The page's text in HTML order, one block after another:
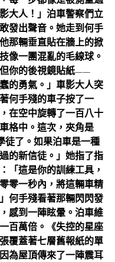
大人！」泊車警察們立
發出聲音。她走到何手
那輛垂直貼在牆上的掀
像一團混亂的毛線球。
你的後視鏡貼紙——
的勇氣。」車影大人突
何手殘的車子按了一
在空中旋轉了一百八十
格中。這次，夾角是
了。如果泊車是一種
的新信徒。」她指了指
「這是你的訓練工具，
零一秒內，將這輛車精
何手殘看著那輛閃閃發
感到一陣眩暈。泊車維
百萬倍。《失控的星座
覆蓋著七層舊報紙的單
為屋頂傳來了一陣震耳